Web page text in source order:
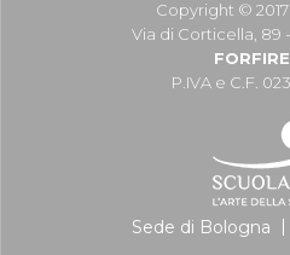
Copyright ©
Via di Corticella, 89
P.IVA e C.F.
Sede di Bologna